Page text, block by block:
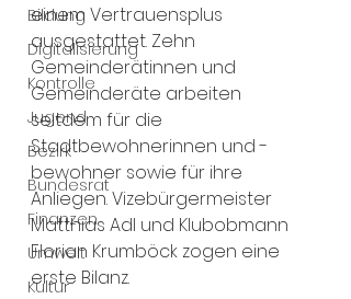
Bildung
Digitalisierung
Kontrolle
Jugend
Bezirk
Bundesrat
Finanzen
Umwelt
Kultur
einem Vertrauensplus
ausgestattet. Zehn
Gemeinderätinnen und
Gemeinderäte arbeiten
seitdem für die
Stadtbewohnerinnen und -
bewohner sowie für ihre
Anliegen. Vizebürgermeister
Matthias Adl und Klubobmann
Florian Krumböck zogen eine
erste Bilanz.